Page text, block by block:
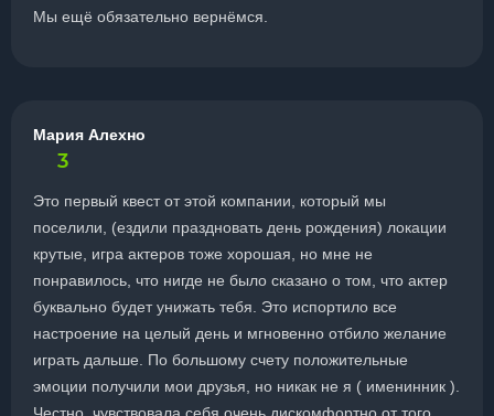
Мы ещё обязательно вернёмся.
Мария Алехно
3
Это первый квест от этой компании, который мы
поселили, (ездили праздновать день рождения) локации
крутые, игра актеров тоже хорошая, но мне не
понравилось, что нигде не было сказано о том, что актер
буквально будет унижать тебя. Это испортило все
настроение на целый день и мгновенно отбило желание
играть дальше. По большому счету положительные
эмоции получили мои друзья, но никак не я ( именинник ).